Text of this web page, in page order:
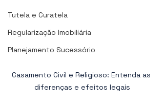
Tutela e Curatela
Regularização Imobiliária
Planejamento Sucessório
Casamento Civil e Religioso: Entenda as
diferenças e efeitos legais